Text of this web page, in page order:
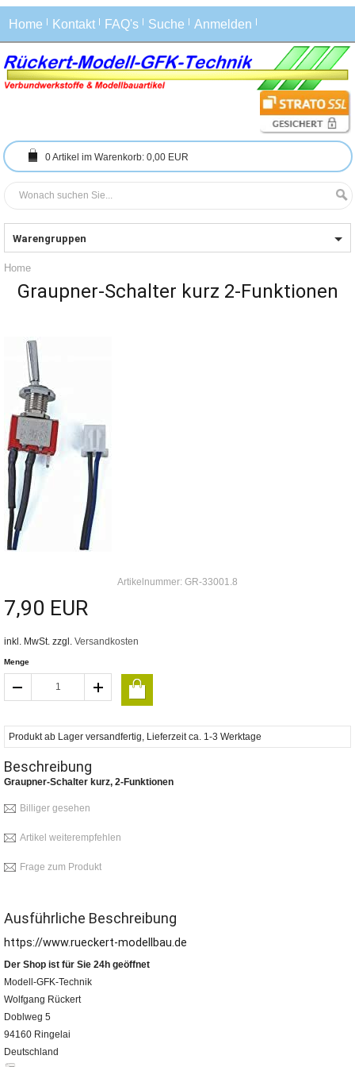
Home Kontakt FAQ's Suche Anmelden
0Artikel im Warenkorb: 0,00 EUR
Warengruppen
Home
Graupner-Schalter kurz 2-Funktionen
Artikelnummer: GR-33001.8
7,90 EUR
inkl. MwSt. zzgl. Versandkosten
Menge
Produkt ab Lager versandfertig, Lieferzeit ca. 1-3 Werktage
Beschreibung
Graupner-Schalter kurz, 2-Funktionen
Billiger gesehen
Artikel weiterempfehlen
Frage zum Produkt
Ausführliche Beschreibung
https://www.rueckert-modellbau.de
Der Shop ist für Sie 24h geöffnet
Modell-GFK-Technik
Wolfgang Rückert
Doblweg 5
94160 Ringelai
Deutschland